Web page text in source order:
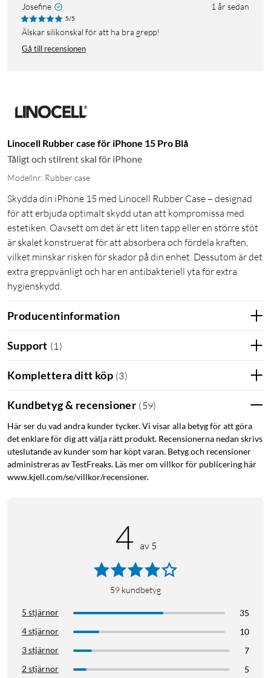
Josefine 1 år sedan
5/5
Älskar silikonskal för att ha bra grepp!
Gå till recensionen
Linocell Rubber case för iPhone 15 Pro Blå
Tåligt och stilrent skal för iPhone
Modellnr: Rubber case
Skydda din iPhone 15 med Linocell Rubber Case – designad
för att erbjuda optimalt skydd utan att kompromissa med
estetiken. Oavsett om det är ett liten tapp eller en större stöt
är skalet konstruerat för att absorbera och fördela kraften,
vilket minskar risken för skador på din enhet. Dessutom är det
extra greppvänligt och har en antibakteriell yta för extra
hygienskydd.
Producentinformation
Support (1 )
Komplettera ditt köp (3)
Kundbetyg & recensioner (59)
Här ser du vad andra kunder tycker. Vi visar alla betyg för att göra
det enklare för dig att välja rätt produkt. Recensionerna nedan skrivs
uteslutande av kunder som har köpt varan. Betyg och recensioner
administreras av TestFreaks. Läs mer om villkor för publicering här
www.kjell.com/se/villkor/recensioner.
4 av 5
59 kundbetyg
5 stjärnor
35
4 stjärnor
10
3 stjärnor
7
2 stjärnor
5